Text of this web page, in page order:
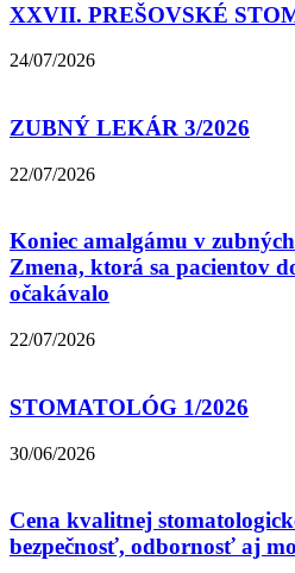
XXVII. PREŠOVSKÉ
24/07/2026
ZUBNÝ LEKÁR 3/2026
22/07/2026
Koniec amalgámu v
Zmena, ktorá sa pacientov
očakávalo
22/07/2026
STOMATOLÓG 1/2026
30/06/2026
Cena kvalitnej
bezpečnosť, odbornosť aj